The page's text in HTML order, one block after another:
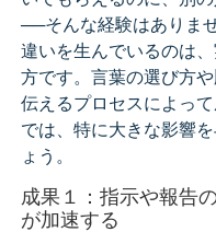
──そんな経験はありませ
違いを生んでいるのは
方です。言葉の選び方
伝えるプロセスによっ
では、特に大きな影響
ょう。
成果１：指示や報告
が加速する